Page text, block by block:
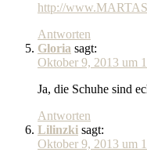
http://
Antworten
Gloria sagt:
Oktober 9, 2013 um
Ja, die Schuhe sind
Antworten
Lilinzki sagt:
Oktober 9, 2013 um